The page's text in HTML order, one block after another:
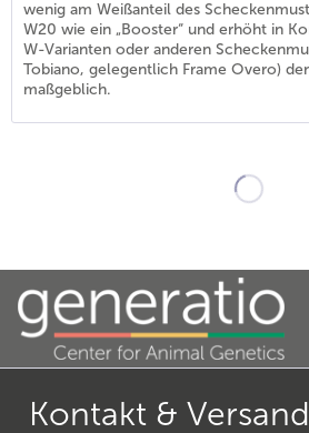
wenig am Weißanteil des
W20 wie ein „Booster“ und erhöht in
W-Varianten oder anderen
Tobiano, gelegentlich Frame Overo)
maßgeblich.
Kontakt &